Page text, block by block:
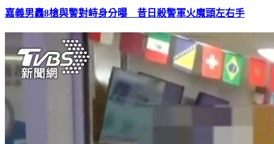
嘉義男轟8槍與警對峙身分曝 昔日殺警軍火魔頭左右手